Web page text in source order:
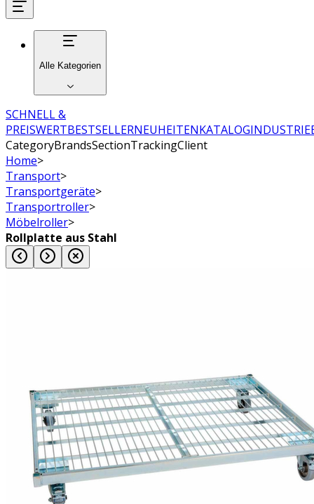
Alle Kategorien
SCHNELL &
PREISWERTBESTSELLERNEUHEITENKATALOG
CategoryBrandsSectionTrackingClient
Home>
Transport>
Transportgeräte>
Transportroller>
Möbelroller>
Rollplatte aus Stahl